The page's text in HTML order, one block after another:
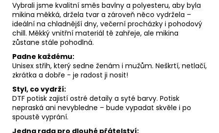
Vybrali jsme kvalitní směs bavlny a polyesteru, aby byla
mikina měkká, držela tvar a zároveň něco vydržela –
ideální na chladnější dny, večerní procházky i pohodový
chill. Měkký vnitřní materiál tě zahřeje, ale mikina
zůstane stále pohodlná.
Padne každému:
Unisex střih, který sedne ženám i mužům. Neškrtí, netlačí,
zkrátka a dobře - je radost ji nosit!
Styl, co vydrží:
DTF potisk zajistí ostré detaily a syté barvy. Potisk
nepraská ani nevybledne – bude vypadat skvěle i po
spoustě vyprání.